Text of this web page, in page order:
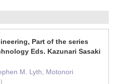
Part of the series
Eds. Kazunari Sasaki
M. Lyth, Motonori